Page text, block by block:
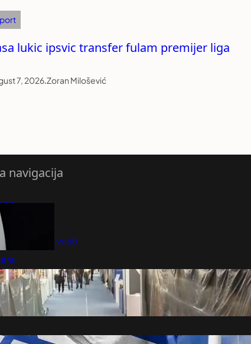
lukic ipsvic transfer fulam premijer liga
7, 2026.Zoran Milošević
navigacija
Vest
se na vesti